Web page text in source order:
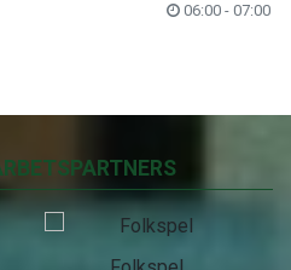
06:00 - 07:00